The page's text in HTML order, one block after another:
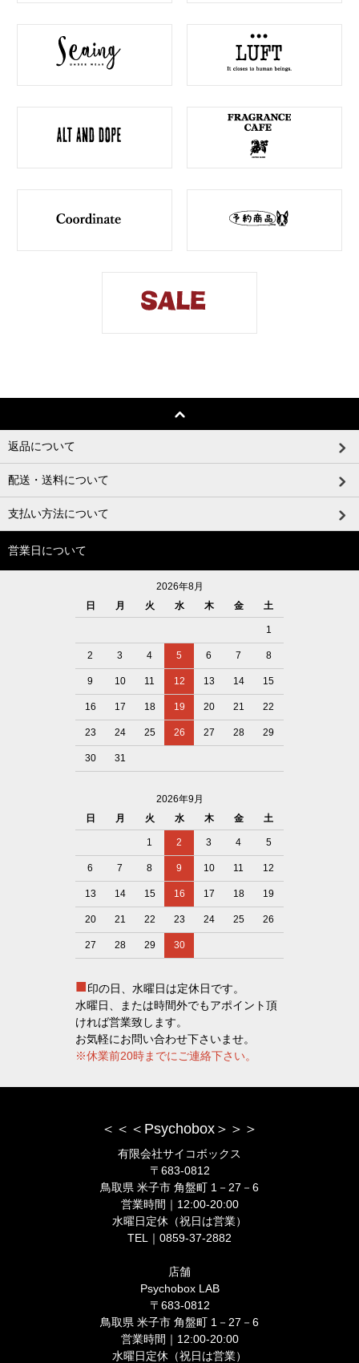
返品について
配送・送料について
支払い方法について
営業日について
2026年8月
日
月 火 水 木 金 土
1
2 3 4 5 6 7 8
9 10 11 12 13 14 15
16 17 18 19 20 21 22
23 24 25 26 27 28 29
30 31
2026年9月
日
月 火 水 木 金 土
1 2 3 4 5
6 7 8 9 10 11 12
13 14 15 16 17 18 19
20 21 22 23 24 25 26
27 28 29 30
■印の日、水曜日は定休日です。
水曜日、または時間外でもアポイント頂
ければ営業致します。
お気軽にお問い合わせ下さいませ。
※休業前20時までにご連絡下さい。
＜＜＜Psychobox＞＞＞
有限会社サイコボックス
〒683-0812
鳥取県 米子市 角盤町 1－27－6
営業時間｜12:00-20:00
水曜日定休（祝日は営業）
TEL｜0859-37-2882
店舗
Psychobox LAB
〒683-0812
鳥取県 米子市 角盤町 1－27－6
営業時間｜12:00-20:00
水曜日定休（祝日は営業）